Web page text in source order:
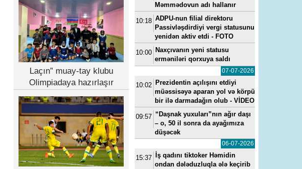
Laçın” muay-tay klubu
Olimpiadaya hazırlaşır
Məmmədovun adı hallanır
10:18 ADPU-nun filial direktoru
Passivləşdirdiyi vergi statusunu
yenidən aktiv etdi - FOTO
10:00 Naxçıvanın yeni statusu
erməniləri qorxuya saldı
07-07-2026
10:02 Prezidentin açılışını etdiyi
müəssisəyə aparan yol və körpü
bir ilə darmadağın olub - VİDEO
09:57 “Daşnak yuxuları”nın ağır daşı
– o, 50 il sonra da ayağımıza
düşəcək
06-07-2026
15:37
İş qadını tiktoker Həmidin
ondan dələduzluqla ələ keçirib